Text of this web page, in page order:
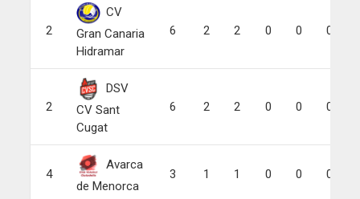
2
CV
Gran Canaria
Hidramar
6 2 2 0 0 0
2
DSV
CV Sant
Cugat
6 2 2 0 0 0
4
Avarca
de Menorca
3 1 1 0 0 0